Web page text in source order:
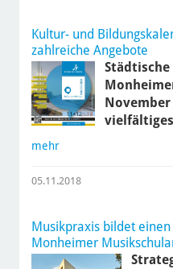
Kultur- und
zahlreiche Angebote
mehr
05.11.2018
Musikpraxis bildet
Monheimer